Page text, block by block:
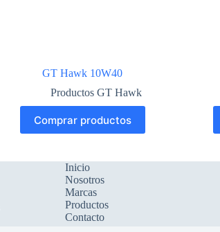
GT Hawk 10W40
Productos GT Hawk
Comprar productos
Inicio
Nosotros
Marcas
Productos
Contacto